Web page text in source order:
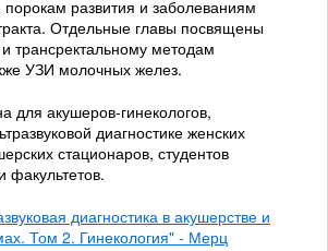
развития и заболеваниям
Отдельные главы посвящены
трансректальному методам
УЗИ молочных желез.
для акушеров-гинекологов,
диагностике женских
стационаров, студентов
факультетов.
диагностика в акушерстве и
Том 2. Гинекология" - Мерц